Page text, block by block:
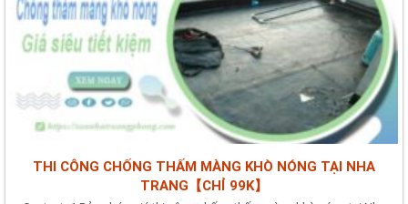
THI CÔNG CHỐNG THẤM MÀNG KHÒ NÓNG TẠI NHA
TRANG【CHỈ 99K】